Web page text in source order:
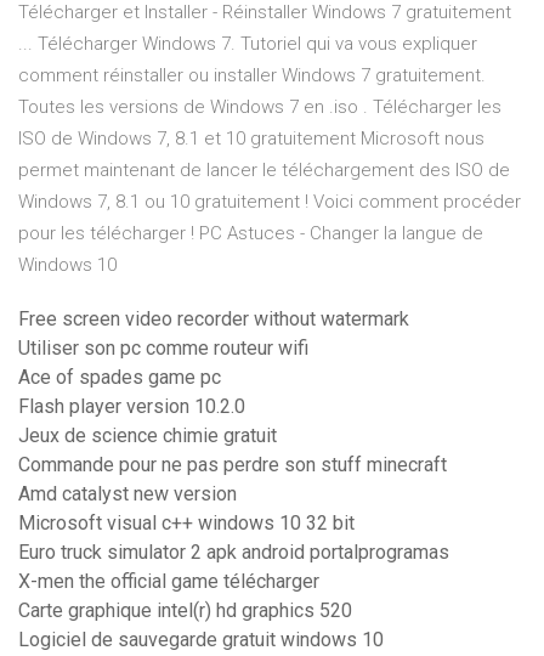
Télécharger et Installer - Réinstaller Windows 7 gratuitement
... Télécharger Windows 7‌. Tutoriel qui va vous expliquer
comment réinstaller ou installer Windows 7 gratuitement.
Toutes les versions de Windows 7 en .iso . Télécharger les
ISO de Windows 7, 8.1 et 10 gratuitement Microsoft nous
permet maintenant de lancer le téléchargement des ISO de
Windows 7, 8.1 ou 10 gratuitement ! Voici comment procéder
pour les télécharger ! PC Astuces - Changer la langue de
Windows 10
Free screen video recorder without watermark
Utiliser son pc comme routeur wifi
Ace of spades game pc
Flash player version 10.2.0
Jeux de science chimie gratuit
Commande pour ne pas perdre son stuff minecraft
Amd catalyst new version
Microsoft visual c++ windows 10 32 bit
Euro truck simulator 2 apk android portalprogramas
X-men the official game télécharger
Carte graphique intel(r) hd graphics 520
Logiciel de sauvegarde gratuit windows 10